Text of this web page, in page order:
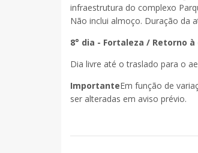
infraestrutura do complexo
Não inclui almoço. Duração da
8° dia - Fortaleza / Retorno
Dia livre até o traslado para o
ImportanteEm função de
ser alteradas em aviso prévio.